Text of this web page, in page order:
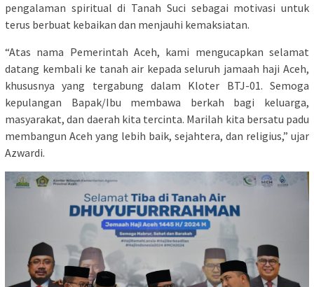
pengalaman spiritual di Tanah Suci sebagai motivasi untuk
terus berbuat kebaikan dan menjauhi kemaksiatan.
“Atas nama Pemerintah Aceh, kami mengucapkan selamat
datang kembali ke tanah air kepada seluruh jamaah haji Aceh,
khususnya yang tergabung dalam Kloter BTJ-01. Semoga
kepulangan Bapak/Ibu membawa berkah bagi keluarga,
masyarakat, dan daerah kita tercinta. Marilah kita bersatu padu
membangun Aceh yang lebih baik, sejahtera, dan religius,” ujar
Azwardi.